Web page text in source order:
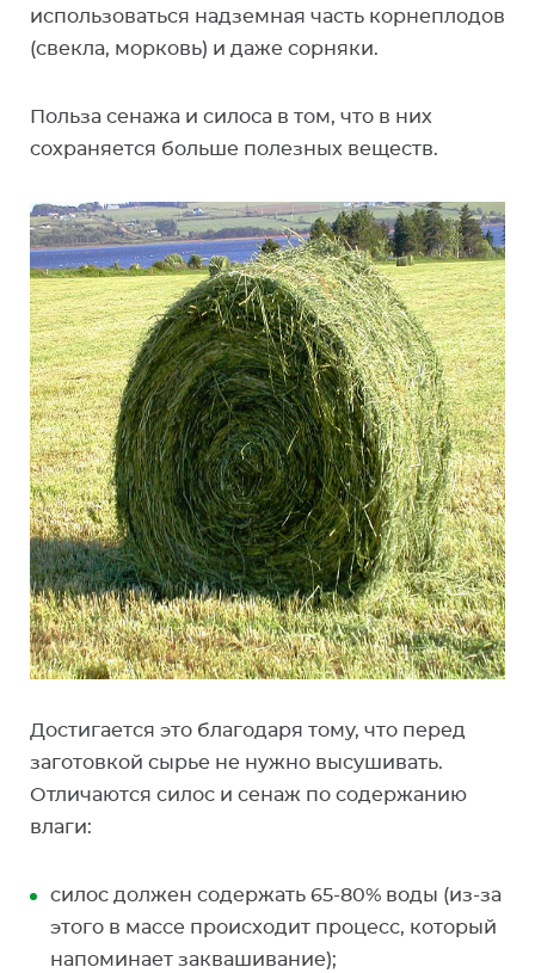
использоваться надземная часть корнеплодов
(свекла, морковь) и даже сорняки.
Польза сенажа и силоса в том, что в них
сохраняется больше полезных веществ.
Достигается это благодаря тому, что перед
заготовкой сырье не нужно высушивать.
Отличаются силос и сенаж по содержанию
влаги:
силос должен содержать 65-80% воды (из-за
этого в массе происходит процесс, который
напоминает заквашивание);